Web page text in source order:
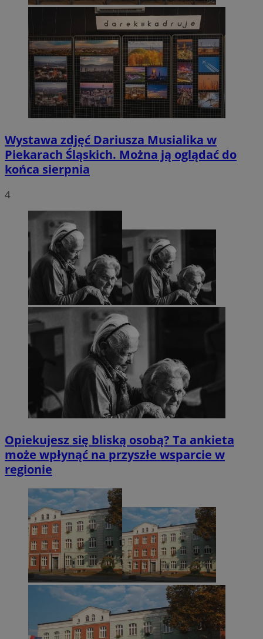
Wystawa zdjęć Dariusza Musialika w
Piekarach Śląskich. Można ją oglądać do
końca sierpnia
4
Opiekujesz się bliską osobą? Ta ankieta
może wpłynąć na przyszłe wsparcie w
regionie